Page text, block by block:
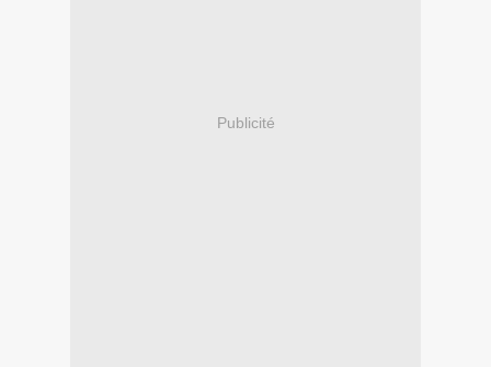
Publicité